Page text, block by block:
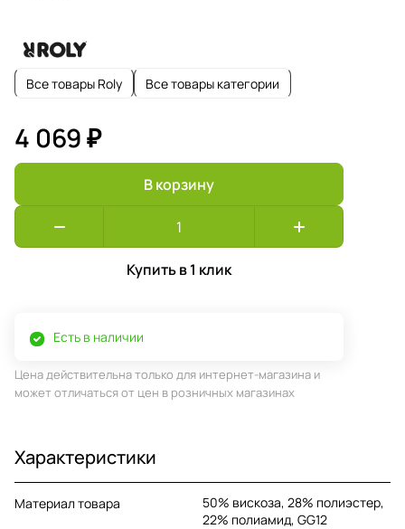
Все товары Roly Все товары категории
4 069 ₽
В корзину
Купить в 1 клик
Есть в наличии
Цена действительна только для интернет-магазина и
может отличаться от цен в розничных магазинах
Характеристики
Материал товара
50% вискоза, 28% полиэстер,
22% полиамид, GG12